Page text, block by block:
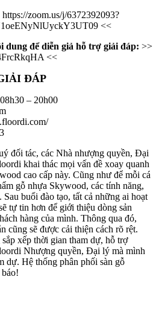
https://zoom.us/j/6372392093?
<<
dung để diễn giả hỗ trợ giải đáp: >>
<<
ĐÁP
– 20h00
đối tác, các Nhà nhượng quyền, Đại
khai thác mọi vấn đề xoay quanh
cao cấp này. Cũng như để mỗi cá
gỗ nhựa Skywood, các tính năng,
buổi đào tạo, tất cả những ai hoạt
tự tin hơn để giới thiệu dòng sản
hàng của mình. Thông qua đó,
cũng sẽ được cải thiện cách rõ rệt.
xếp thời gian tham dự, hỗ trợ
Nhượng quyền, Đại lý mà mình
dự. Hệ thống phân phối sàn gỗ